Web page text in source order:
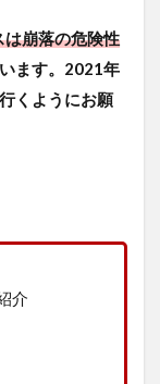
崩落の危険性
ます。2021年
くようにお願
介